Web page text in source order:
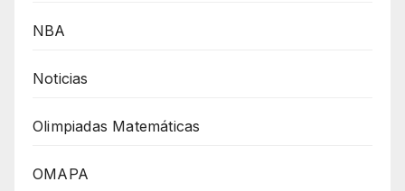
NBA
Noticias
Olimpiadas Matemáticas
OMAPA